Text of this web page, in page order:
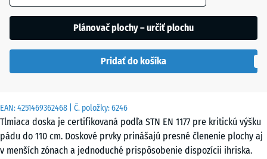
EAN:4251469362468 | Č. položky:6246
Tlmiaca doska je certifikovaná podľa STN EN 1177 pre kritickú výšku
pádu do 110 cm. Doskové prvky prinášajú presné členenie plochy aj
v menších zónach a jednoduché prispôsobenie dispozícii ihriska.
červená
- 3,10 €
modrá
- 0,40 €
Trávovo
Plánovač plochy – určiť plochu
Pridať do košíka